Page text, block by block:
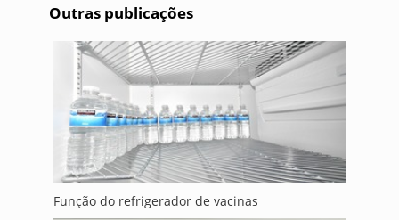
Outras publicações
Função do refrigerador de vacinas